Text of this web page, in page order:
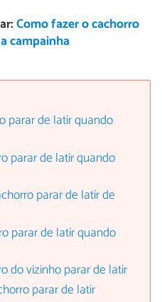
Como fazer o cachorro
campainha
parar de latir quando
parar de latir quando
parar de latir de
parar de latir quando
do vizinho parar de latir
parar de latir